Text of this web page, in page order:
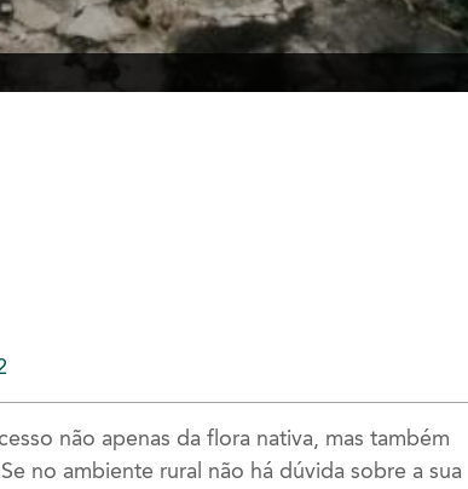
não apenas da flora nativa, mas também
no ambiente rural não há dúvida sobre a sua